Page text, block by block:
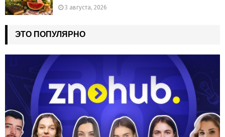
3 августа, 2026
ЭТО ПОПУЛЯРНО